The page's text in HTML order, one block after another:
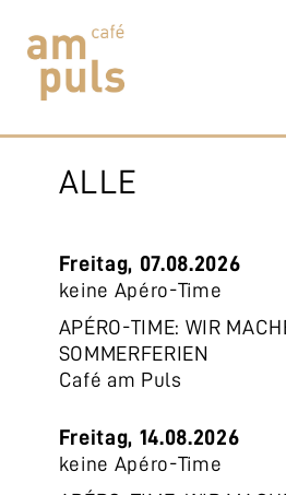
Cafe am Puls
Der beste Kaffee im
ALLE
Freitag, 07.08.2026
keine Apéro-Time
APÉRO-TIME: WIR
SOMMERFERIEN
Café am Puls
Freitag, 14.08.2026
keine Apéro-Time